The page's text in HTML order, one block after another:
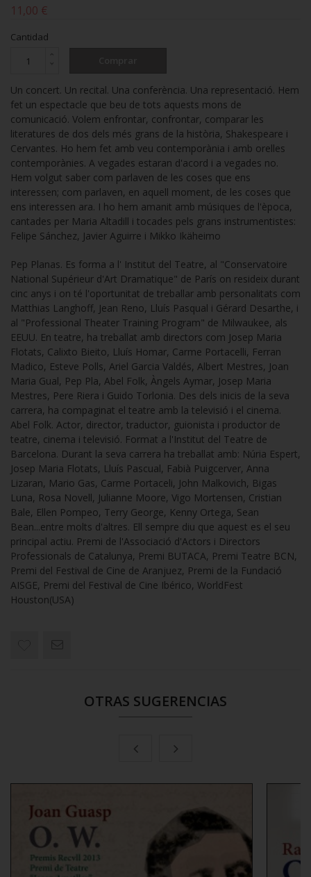
11,00 €
Cantidad
Un concert. Un recital. Una conferència. Una representació. Hem
fet un espectacle que beu de tots aquests mons de
comunicació. Volem enfrontar, confrontar, comparar les
literatures de dos dels més grans de la història, Shakespeare i
Cervantes. Ho hem fet amb veu contemporània i amb orelles
contemporànies. A vegades estaran d'acord i a vegades no.
Hem volgut saber com parlaven de les coses que ens
interessen; com parlaven, en aquell moment, de les coses que
ens interessen ara. I ho hem amanit amb músiques de l'època,
cantades per Maria Altadill i tocades pels grans instrumentistes:
Felipe Sánchez, Javier Aguirre i Mikko Ikäheimo
Pep Planas. Es forma a l' Institut del Teatre, al "Conservatoire
National Supérieur d'Art Dramatique" de París on resideix durant
cinc anys i on té l'oportunitat de treballar amb personalitats com
Matthias Langhoff, Jean Reno, Lluís Pasqual i Gérard Desarthe, i
al "Professional Theater Training Program" de Milwaukee, als
EEUU. En teatre, ha treballat amb directors com Josep Maria
Flotats, Calixto Bieito, Lluís Homar, Carme Portacelli, Ferran
Madico, Esteve Polls, Ariel Garcia Valdés, Albert Mestres, Joan
Maria Gual, Pep Pla, Abel Folk, Àngels Aymar, Josep Maria
Mestres, Pere Riera i Guido Torlonia. Des dels inicis de la seva
carrera, ha compaginat el teatre amb la televisió i el cinema.
Abel Folk. Actor, director, traductor, guionista i productor de
teatre, cinema i televisió. Format a l'Institut del Teatre de
Barcelona. Durant la seva carrera ha treballat amb: Núria Espert,
Josep Maria Flotats, Lluís Pascual, Fabià Puigcerver, Anna
Lizaran, Mario Gas, Carme Portaceli, John Malkovich, Bigas
Luna, Rosa Novell, Julianne Moore, Vigo Mortensen, Cristian
Bale, Ellen Pompeo, Terry George, Kenny Ortega, Sean
Bean...entre molts d'altres. Ell sempre diu que aquest es el seu
principal actiu. Premi de l'Associació d'Actors i Directors
Professionals de Catalunya, Premi BUTACA, Premi Teatre BCN,
Premi del Festival de Cine de Aranjuez, Premi de la Fundació
AISGE, Premi del Festival de Cine Ibérico, WorldFest
Houston(USA)
OTRAS SUGERENCIAS